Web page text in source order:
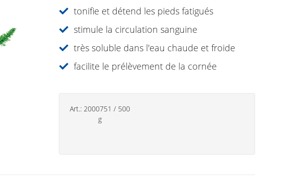
tonifie et détend les pieds fatigués
stimule la circulation sanguine
très soluble dans l'eau chaude et froide
facilite le prélèvement de la cornée
Art.:2000751 / 500
g